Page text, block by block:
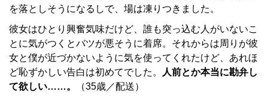
を落としそうになるしで、場は凍りつきました。
彼女はひとり興奮気味だけど、誰も突っ込む人がいないこ
とに気がつくとバツが悪そうに着席。それからは周りが彼
女と僕が近づかないように気を使ってくれたけど、あれほ
ど恥ずかしい告白は初めてでした。
人前とか本当に勘弁し
て欲しい……。
（35歳／配送）